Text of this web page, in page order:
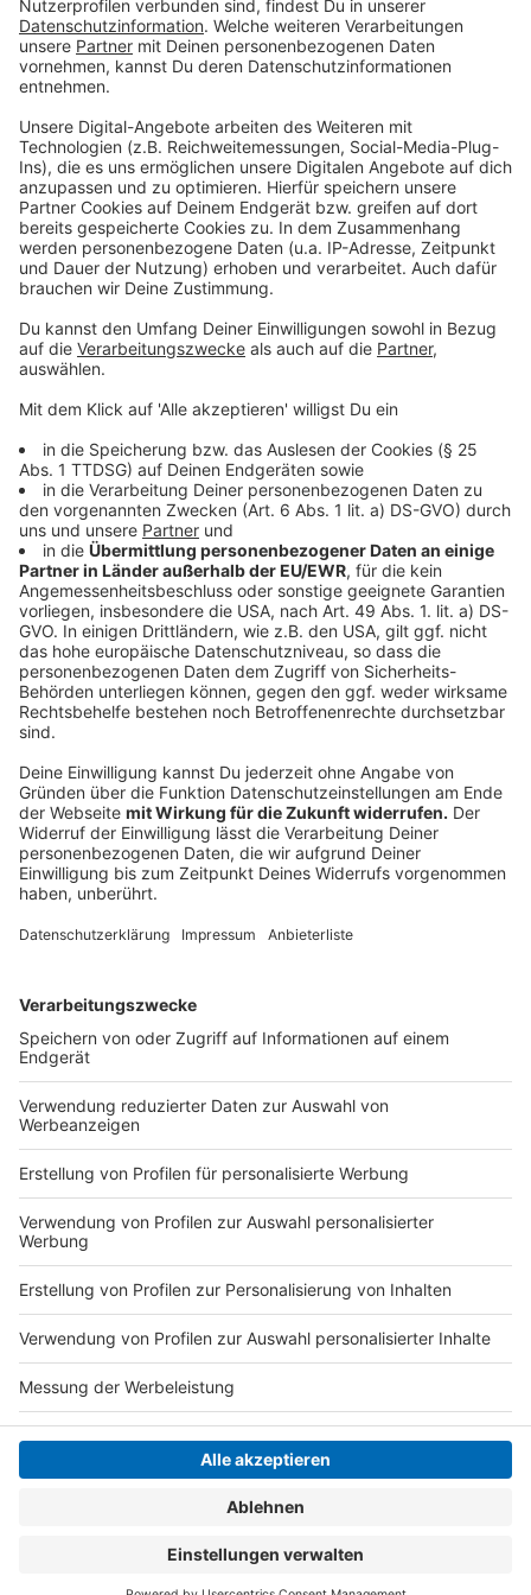
Zimmer für das Ostermenü von Alle Farben, der
leidenschaftlich gerne kocht. Alle Farben erzählte,
dass er nicht viel gekocht habe, da er in Berlin
gewesen sei und nur für sich selbst gekocht habe.
Dennoch gab es Spargel mit selbstgemachter Sauce
Hollandaise, den er über alles liebe. Kevin Zimmer
konnte mit seinem eigenen Spargelgericht fast
mithalten - seine Sauce Hollandaise kam aus der
Packung.
Wir benötigen Ihre
Zustimmung, um den YouTube
Video-Service zu laden!
Wir verwenden einen Service eines
Drittanbieters, um Videoinhalte
einzubetten. Dieser Service kann
Daten zu Ihren Aktivitäten
sammeln. Bitte lesen Sie die
Details durch und stimmen Sie der
Nutzung des Service zu, um dieses
Video anzusehen.
Mehr Informationen
Akzeptieren
powered byUsercentrics Consent
Die neue Single im besten Mix von Alle Farben:
"Flowers" - hier zu hören.
Anzeige
Die Osterzeit war für Alle Farben sehr entspannt, und
zehn Jahren gewesen. Und, wir wissen jetzt, dass er
nicht nur ein toller DJ ist sondern auch einen grünen
Daumen hat und viele Dschungelpflanzen besitzt.
kümmere sich seine Mutter um die Pflanzen - jetzt
wissen wir auch von wem er den Daumen geerbt hat.
Anzeige
Anzeige